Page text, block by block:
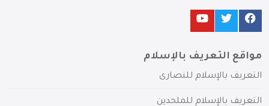
مواقع التعريف بالإسلام
التعريف بالإسلام للنصارى
التعريف بالإسلام للملحدين